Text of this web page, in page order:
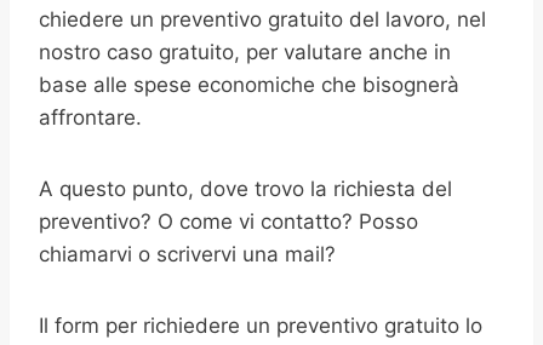
chiedere un preventivo gratuito del lavoro, nel
nostro caso gratuito, per valutare anche in
base alle spese economiche che bisognerà
affrontare.
A questo punto, dove trovo la richiesta del
preventivo? O come vi contatto? Posso
chiamarvi o scrivervi una mail?
Il form per richiedere un preventivo gratuito lo